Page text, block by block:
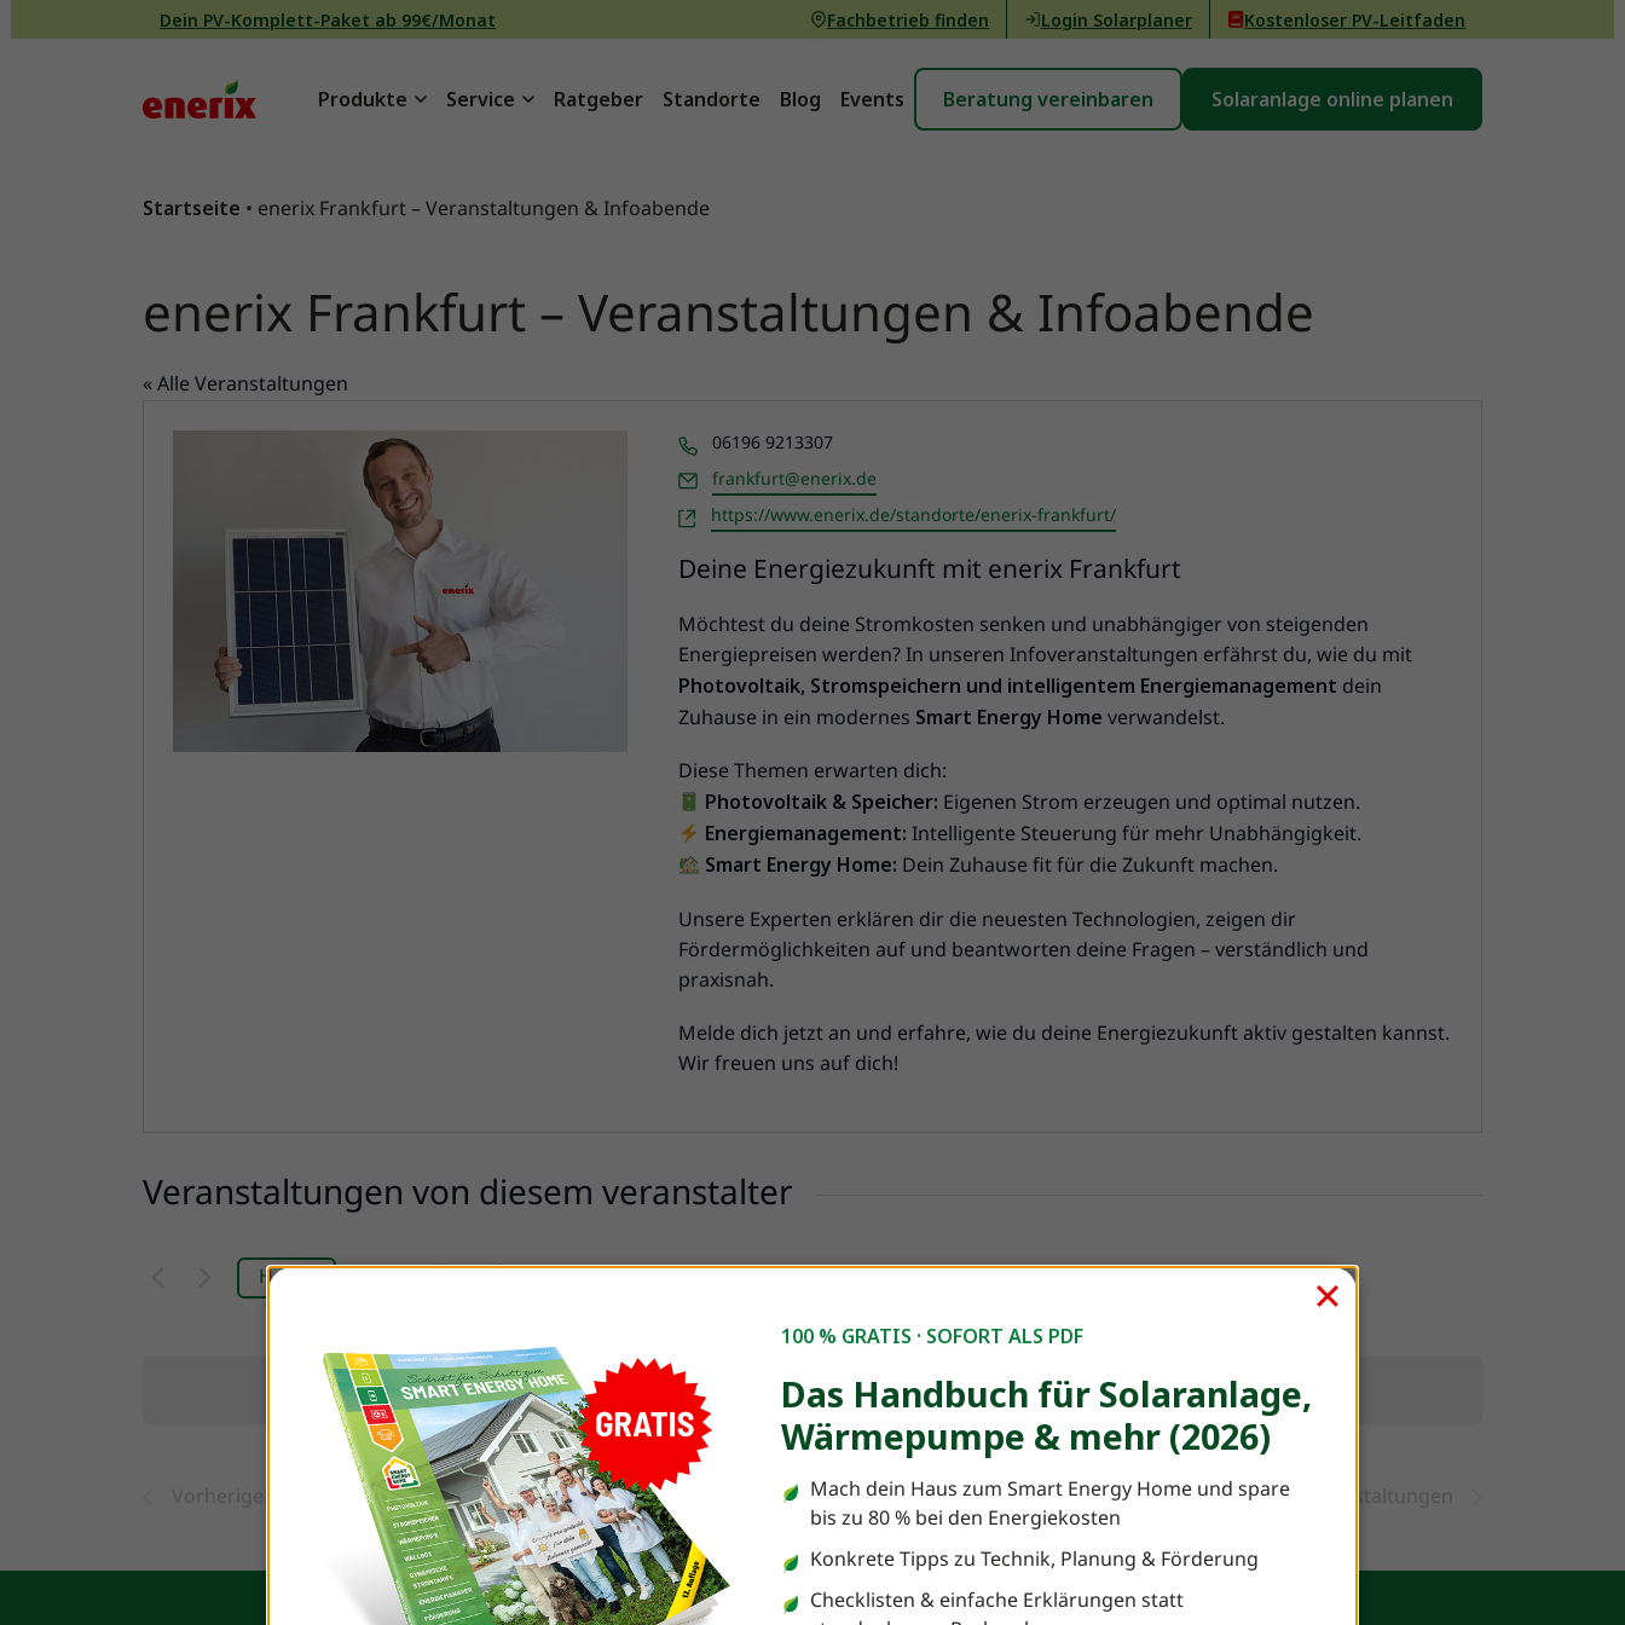
Direkt zum Inhalt wechselnDein PV-Komplett-Paket ab 99€/Monat Fachbetrieb finden Login Solarplaner Kostenloser PV-Leitfaden
Hauptnavigation
Produkte Service Ratgeber Standorte Blog Events Beratung vereinbaren Solaranlage online planen
Startseite • enerix Frankfurt – Veranstaltungen & Infoabende
Hinweis
Es wurden keine Ergebnisse gefunden.
enerix Frankfurt – Veranstaltungen & Infoabende
« Alle Veranstaltungen
Telefon
06196 9213307
Email
frankfurt@enerix.de
Webseite
https://www.enerix.de/standorte/enerix-frankfurt/
Deine Energiezukunft mit enerix Frankfurt
Möchtest du deine Stromkosten senken und unabhängiger von steigenden
Energiepreisen werden? In unseren Infoveranstaltungen erfährst du, wie du mit
Photovoltaik, Stromspeichern und intelligentem Energiemanagement dein
Zuhause in ein modernes Smart Energy Home verwandelst.
Diese Themen erwarten dich:
Photovoltaik & Speicher: Eigenen Strom erzeugen und optimal nutzen.
Energiemanagement: Intelligente Steuerung für mehr Unabhängigkeit.
Smart Energy Home: Dein Zuhause fit für die Zukunft machen.
Unsere Experten erklären dir die neuesten Technologien, zeigen dir
Fördermöglichkeiten auf und beantworten deine Fragen – verständlich und
praxisnah.
Melde dich jetzt an und erfahre, wie du deine Energiezukunft aktiv gestalten kannst.
Wir freuen uns auf dich!
Veranstaltungen von diesem veranstalter
Heute Anstehende
Vorherige Veranstaltungen Nächste Veranstaltungen
100 % GRATIS · SOFORT ALS PDF
Das Handbuch für Solaranlage,
Wärmepumpe & mehr (2026)
Mach dein Haus zum Smart Energy Home und spare
bis zu 80 % bei den Energiekosten
Konkrete Tipps zu Technik, Planung & Förderung
Checklisten & einfache Erklärungen statt